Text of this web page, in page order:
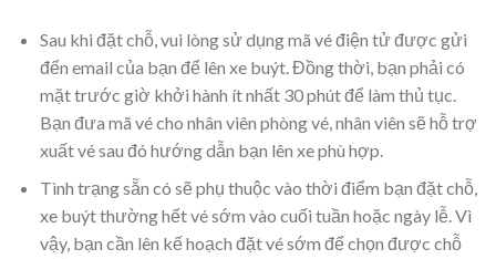
Sau khi đặt chỗ, vui lòng sử dụng mã vé điện tử được gửi
đến email của bạn để lên xe buýt. Đồng thời, bạn phải có
mặt trước giờ khởi hành ít nhất 30 phút để làm thủ tục.
Bạn đưa mã vé cho nhân viên phòng vé, nhân viên sẽ hỗ trợ
xuất vé sau đó hướng dẫn bạn lên xe phù hợp.
Tình trạng sẵn có sẽ phụ thuộc vào thời điểm bạn đặt chỗ,
xe buýt thường hết vé sớm vào cuối tuần hoặc ngày lễ. Vì
vậy, bạn cần lên kế hoạch đặt vé sớm để chọn được chỗ